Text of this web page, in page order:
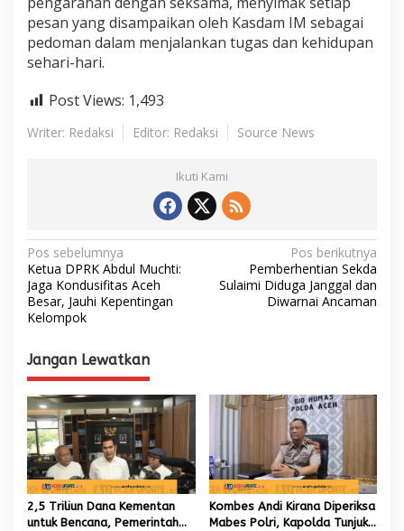
pesan yang disampaikan oleh Kasdam IM sebagai
pedoman dalam menjalankan tugas dan kehidupan
sehari-hari.
Post Views: 1,493
Writer: Redaksi Editor: Redaksi Source News
Ikuti Kami
N
a
v
g
a
s
i
p
o
s
Pos sebelumnya
Ketua DPRK Abdul Muchti:
Jaga Kondusifitas Aceh
Besar, Jauhi Kepentingan
Kelompok
Pos berikutnya
Pemberhentian Sekda
Sulaimi Diduga Janggal dan
Diwarnai Ancaman
Jangan Lewatkan
2,5 Triliun Dana Kementan
untuk Bencana, Pemerintah
Kombes Andi Kirana Diperiksa
Mabes Polri, Kapolda Tunjuk